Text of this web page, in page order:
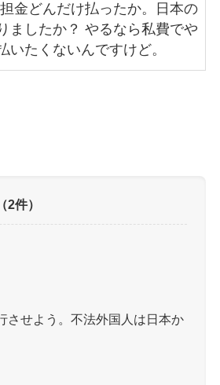
金どんだけ払ったか。日本の
ましたか？ やるなら私費でや
いたくないんですけど。
（2件）
させよう。不法外国人は日本か